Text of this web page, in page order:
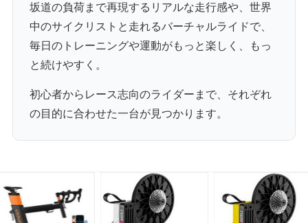
坂道の負荷まで再現するリアルな走行感や、世界
中のサイクリストと走れるバーチャルライドで、
毎日のトレーニングや運動がもっと楽しく、もっ
と続けやすく。
初心者からレース志向のライダーまで、それぞれ
の目的に合わせた一台が見つかります。